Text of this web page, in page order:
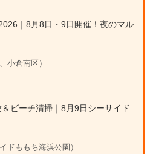
｜8月8日・9日開催！夜のマル
小倉南区）
ビーチ清掃｜8月9日シーサイド
ドももち海浜公園）